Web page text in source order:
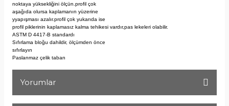
noktaya yüksekliğini ölçün.profil çok
aşağıda olursa kaplamanın yüzerine
yyapışması azalır.profil çok yukarıda ise
profil piklerinin kaplamasız kalma tehikesi vardır,pas lekeleri olabilir.
ASTM D 4417-B standardı
Sıfırlama bloğu dahildir, ölçümden önce
sıfırlayın
Paslanmaz çelik taban
Yorumlar